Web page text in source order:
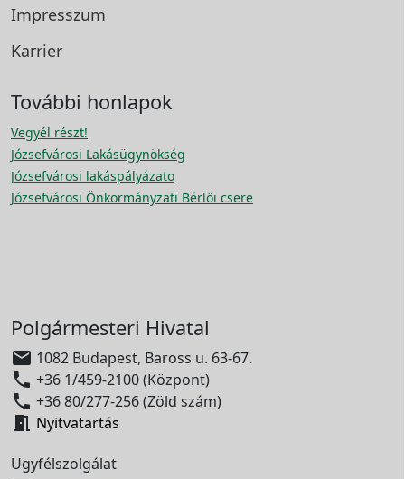
Impresszum
Karrier
További honlapok
Vegyél részt!
Józsefvárosi Lakásügynökség
Józsefvárosi lakáspályázato
Józsefvárosi Önkormányzati Bérlői csere
Polgármesteri Hivatal
 1082 Budapest, Baross u. 63-67.
 +36 1/459-2100 (Központ)
 +36 80/277-256 (Zöld szám)
 Nyitvatartás
Ügyfélszolgálat